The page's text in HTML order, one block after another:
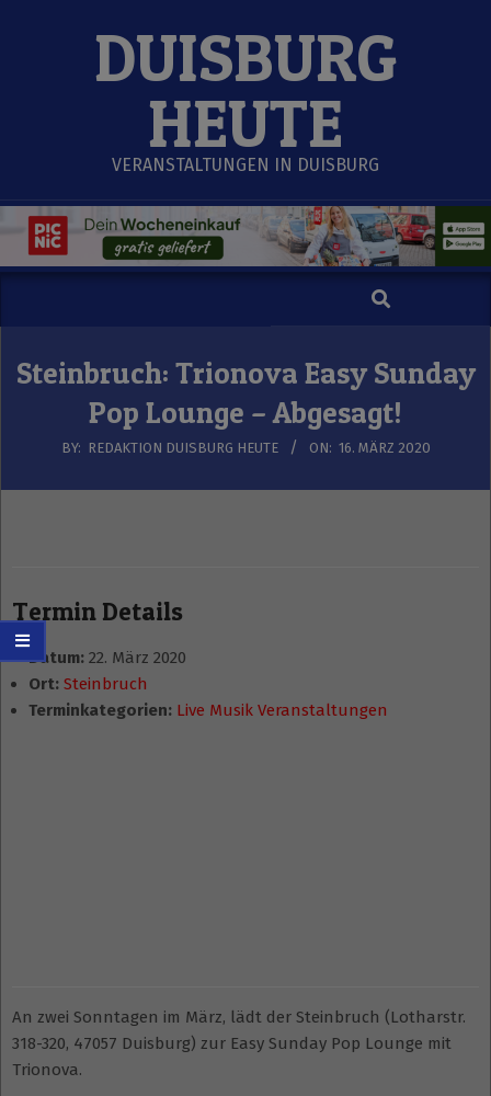
DUISBURG
HEUTE
VERANSTALTUNGEN IN DUISBURG
Menu
Search
Steinbruch: Trionova Easy Sunday
Pop Lounge – Abgesagt!
BY: REDAKTION DUISBURG HEUTE ON: 16. MÄRZ 2020
Termin Details
Datum: 22. März 2020
Ort: Steinbruch
Terminkategorien: Live Musik Veranstaltungen
An zwei Sonntagen im März, lädt der Steinbruch (Lotharstr.
318-320, 47057 Duisburg) zur Easy Sunday Pop Lounge mit
Trionova.